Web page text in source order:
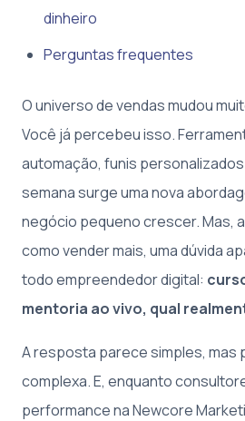
dinheiro
Perguntas frequentes
O universo de vendas mudou
Você já percebeu isso.
automação, funis
semana surge uma nova
negócio pequeno crescer. Mas,
como vender mais, uma dúvida
todo empreendedor digital:
mentoria ao vivo, qual
A resposta parece simples, mas
complexa. E, enquanto
performance na Newcore